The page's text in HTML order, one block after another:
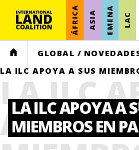
ÁFRICA ASIA EMENA LAC
HOME GLOBAL /
LA ILC APOYA A SUS
LA ILC
A SUS
LA ILC APOYA A
MIEMBROS EN